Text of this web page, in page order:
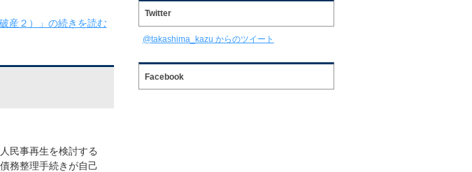
産２）」の続きを読む
民事再生を検討する
務整理手続きが自己
Twitter
@takashima_kazu からのツイート
Facebook